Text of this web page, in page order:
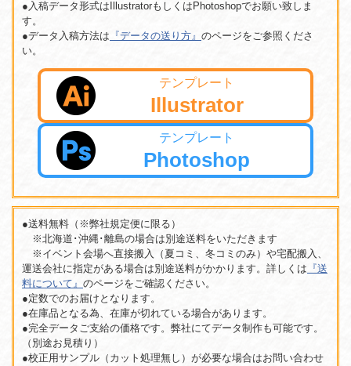
●入稿データ形式はIllustratorもしくはPhotoshopでお願い致しま
す。
●データ入稿方法は 『データの送り方』 のページをご参照くださ
い。
テンプレート
Illustrator
テンプレート
Photoshop
●送料無料（※弊社規定便に限る）
※北海道･沖縄･離島の場合は別途送料をいただきます
※イベント会場へ直接搬入（夏コミ、冬コミのみ）や宅配搬入、
運送会社に指定がある場合は別途送料がかかります。詳しくは 『送
料について』 のページをご確認ください。
●定数でのお届けとなります。
●在庫品となる為、在庫が切れている場合があります。
●完全データご支給の価格です。弊社にてデータ制作も可能です。
（別途お見積り）
●校正用サンプル（カット処理無し）が必要な場合はお問い合わせ